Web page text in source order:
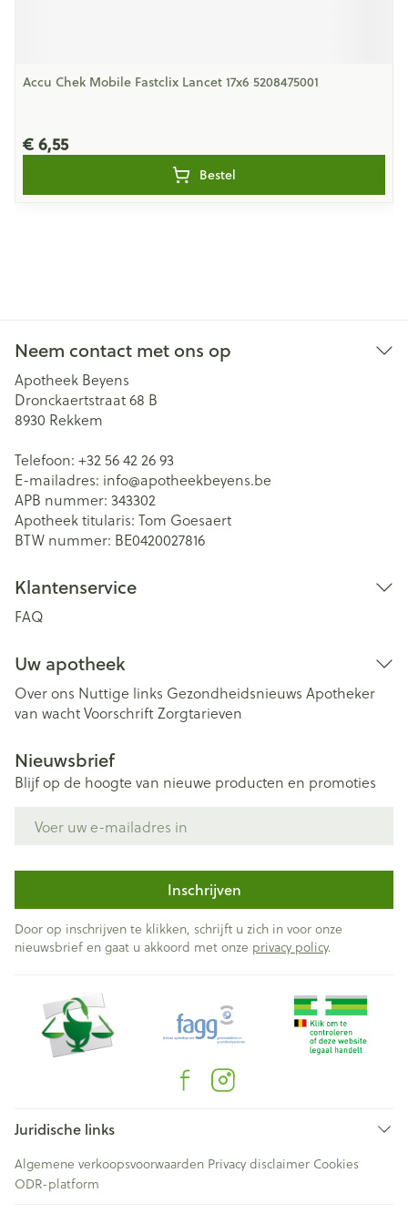
Accu Chek Mobile Fastclix Lancet 17x6 5208475001
€ 6,55
Bestel
Neem contact met ons op
Apotheek Beyens
Dronckaertstraat 68 B
8930 Rekkem
Telefoon: +32 56 42 26 93
E-mailadres: info@apotheekbeyens.be
APB nummer: 343302
Apotheek titularis: Tom Goesaert
BTW nummer: BE0420027816
Klantenservice
FAQ
Uw apotheek
Over ons Nuttige links Gezondheidsnieuws Apotheker
van wachtVoorschriftZorgtarieven
Nieuwsbrief
Blijf op de hoogte van nieuwe producten en promoties
Inschrijven
Door op inschrijven te klikken, schrijft u zich in voor onze
nieuwsbrief en gaat u akkoord met onze privacy policy.
Juridische links
Algemene verkoopsvoorwaarden Privacy disclaimer Cookies
ODR-platform